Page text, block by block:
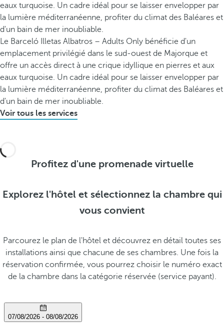
eaux turquoise. Un cadre idéal pour se laisser envelopper par
la lumière méditerranéenne, profiter du climat des Baléares et
d'un bain de mer inoubliable.
Le Barceló Illetas Albatros – Adults Only bénéficie d'un
emplacement privilégié dans le sud-ouest de Majorque et
offre un accès direct à une crique idyllique en pierres et aux
eaux turquoise. Un cadre idéal pour se laisser envelopper par
la lumière méditerranéenne, profiter du climat des Baléares et
d'un bain de mer inoubliable.
Voir tous les services
Profitez d'une promenade virtuelle
Explorez l'hôtel et sélectionnez la chambre qui
vous convient
Parcourez le plan de l'hôtel et découvrez en détail toutes ses
installations ainsi que chacune de ses chambres. Une fois la
réservation confirmée, vous pourrez choisir le numéro exact
de la chambre dans la catégorie réservée (service payant).